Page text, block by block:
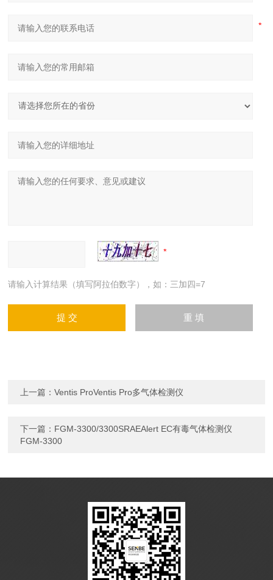
请输入计算结果（填写阿拉伯数字），如：三加四=7
上一篇：Ventis ProVentis Pro多气体检测仪
下一篇： FGM-3300/3300SRAEAlert EC有毒气体检测仪
FGM-3300